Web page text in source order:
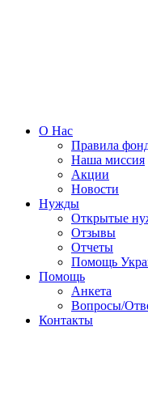
О Нас
Правила
Наша миссия
Акции
Новости
Нужды
Открытые
Отзывы
Отчеты
Помощь
Помощь
Анкета
Вопросы/
Контакты